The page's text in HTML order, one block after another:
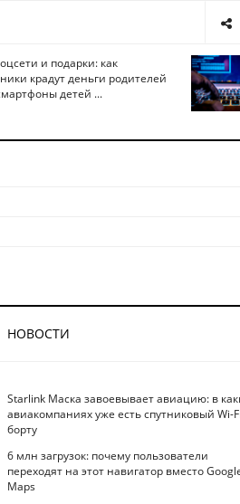
и подарки: как
крадут деньги родителей
детей ...
НОВОСТИ
Starlink Маска завоевывает авиацию: в
авиакомпаниях уже есть спутниковый Wi-
борту
6 млн загрузок: почему пользователи
переходят на этот навигатор вместо
Maps